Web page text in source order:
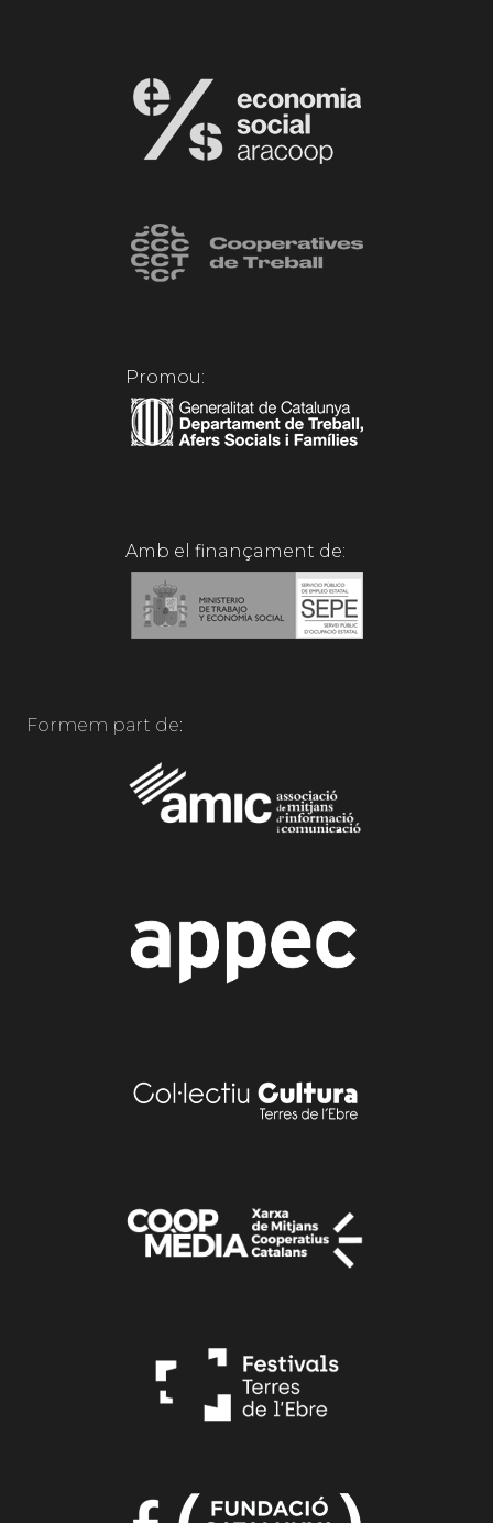
Promou:
Amb el finançament de:
Formem part de: